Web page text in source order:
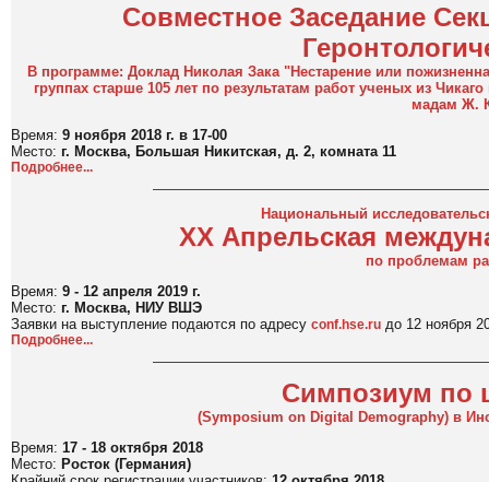
Совместное Заседание
В программе: Доклад Николая Зака "Нестарение или
группах старше 105 лет по результатам работ ученых из
мадам Ж.
Время: 9 ноября 2018 г. в 17-00
Место: г. Москва, Большая Никитская, д. 2, комната 11
Подробнее...
Национальный
XX Апрельская
по проблемам
Время: 9 - 12 апреля 2019 г.
Место: г. Москва, НИУ ВШЭ
Заявки на выступление подаются по адресу conf.hse.ru до 12 ноября
Подробнее...
Симпозиум по
(Symposium on Digital Demography)в
Время: 17 - 18 октября 2018
Место: Росток (Германия)